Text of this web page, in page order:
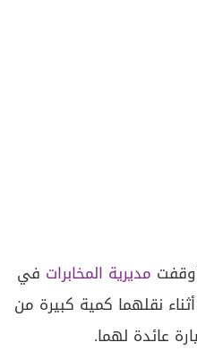
مديرية المخابرات في
نقلهما كمية كبيرة من
عائدة لهما.